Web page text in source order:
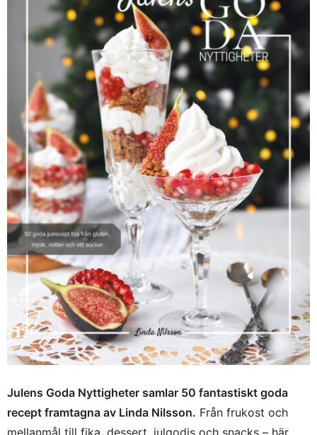
Julens Goda Nyttigheter samlar 50 fantastiskt goda
recept framtagna av Linda Nilsson. Från frukost och